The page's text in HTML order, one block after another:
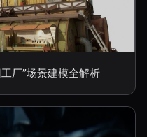
厂”场景建模全解析